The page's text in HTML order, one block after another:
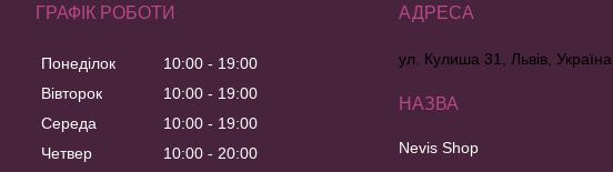
ГРАФІК РОБОТИ
Понеділок 10:00
19:00
Вівторок
10:00
19:00
Середа
10:00
19:00
Четвер
10:00
20:00
ул. Кулиша 31, Львів, Україна
Nevis Shop